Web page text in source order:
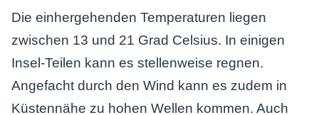
Die einhergehenden Temperaturen liegen
zwischen 13 und 21 Grad Celsius. In einigen
Insel-Teilen kann es stellenweise regnen.
Angefacht durch den Wind kann es zudem in
Küstennähe zu hohen Wellen kommen. Auch